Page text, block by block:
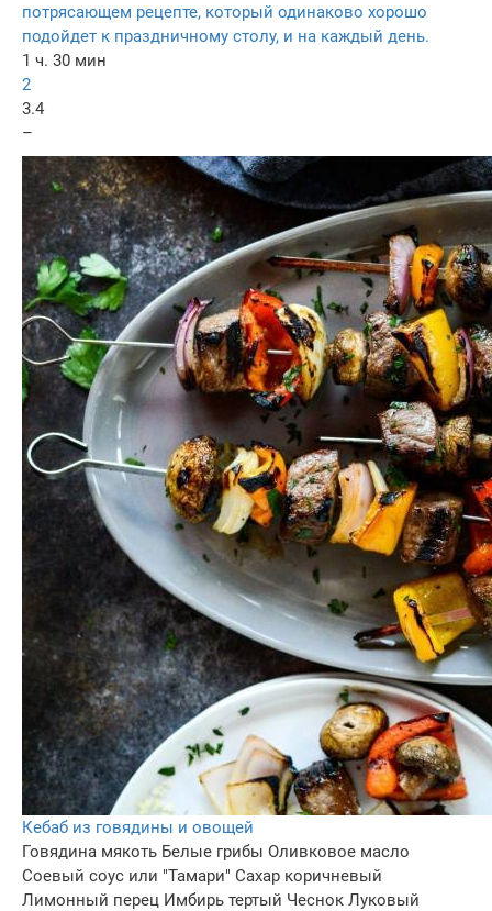
потрясающем рецепте, который одинаково хорошо
подойдет к праздничному столу, и на каждый день.
1 ч. 30 мин
2
3.4
–
Кебаб из говядины и овощей
Говядина мякоть Белые грибы Оливковое масло
Соевый соус или "Тамари" Сахар коричневый
Лимонный перец Имбирь тертый Чеснок Луковый